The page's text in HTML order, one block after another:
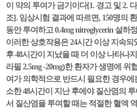
이 약의 투여가 금기이다[1. 경고 및 2.
조]. 임상시험 결과에 따르면, 150명의
동안 투여하고 0.4mg nitroglycerin 설하
이러한 상호작용은 24시간 이상 지속
후 48시간이 지났을 때 더 이상 나타나
라필 2.5mg -20mg)한 환자가 생명에
여가 의학적으로 반드시 필요한 경우
소한 48시간이 지난 후에야 질산염의
서 질산염을 투여할 때는 적절한 혈액